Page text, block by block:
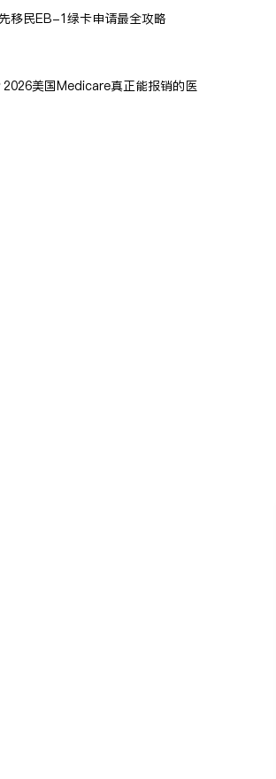
移民EB-1绿卡申请最全攻略
美国Medicare真正能报销的医